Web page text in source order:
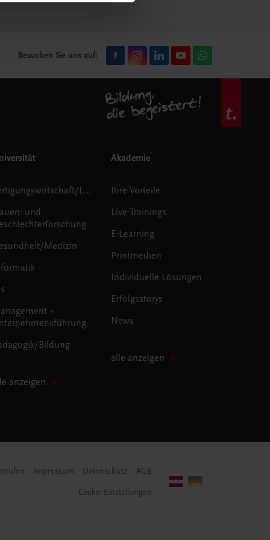
Besuchen Sie uns auf:
Fertigungswirtschaft/Logistik
und
Medizin
+
Bildung
anzeigen
Akademie
Ihre Vorteile
Live-Trainings
E-Learning
Printmedien
Individuelle Lösungen
Erfolgsstorys
News
alle anzeigen
Impressum Datenschutz AGB
Cookie-Einstellungen